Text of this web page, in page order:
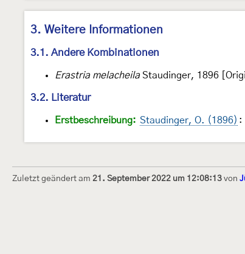
3. Weitere Informationen
3.1. Andere Kombinationen
Erastria melacheilaStaudinger, 1896
3.2. Literatur
Erstbeschreibung: Staudinger, O. (1896) :
Zuletzt geändert am 21. September 2022 um 12:08:13 von